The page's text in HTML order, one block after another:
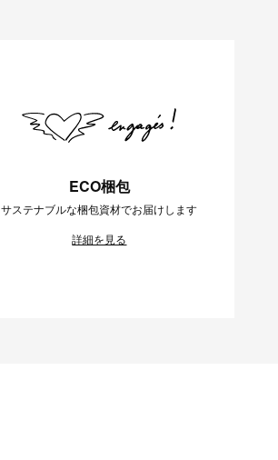
ECO梱包
サステナブルな梱包資材でお届けします
詳細を見る